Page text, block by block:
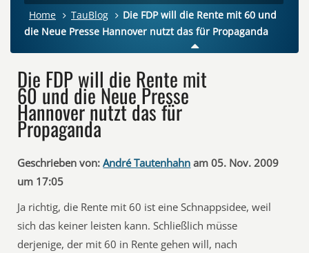
Home TauBlog
Die FDP will die Rente mit 60 und
die Neue Presse Hannover nutzt das für Propaganda
Die FDP will die Rente mit
60 und die Neue Presse
Hannover nutzt das für
Propaganda
Geschrieben von: André Tautenhahn am 05. Nov. 2009
um 17:05
Ja richtig, die Rente mit 60 ist eine Schnappsidee, weil
sich das keiner leisten kann. Schließlich müsse
derjenige, der mit 60 in Rente gehen will, nach